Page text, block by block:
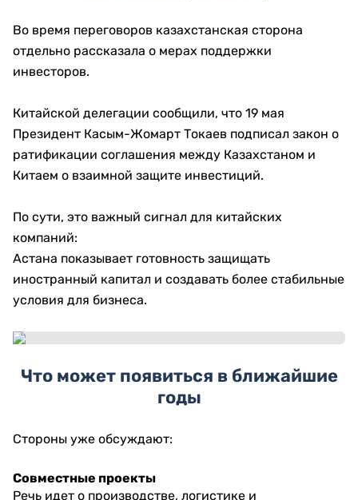
Во время переговоров казахстанская сторона
отдельно рассказала о мерах поддержки
инвесторов.
Китайской делегации сообщили, что 19 мая
Президент Касым-Жомарт Токаев подписал закон о
ратификации соглашения между Казахстаном и
Китаем о взаимной защите инвестиций.
По сути, это важный сигнал для китайских
компаний:
Астана показывает готовность защищать
иностранный капитал и создавать более стабильные
условия для бизнеса.
Что может появиться в ближайшие
годы
Стороны уже обсуждают:
Совместные проекты
Речь идет о производстве, логистике и